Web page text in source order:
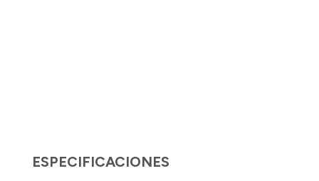
ESPECIFICACIONES